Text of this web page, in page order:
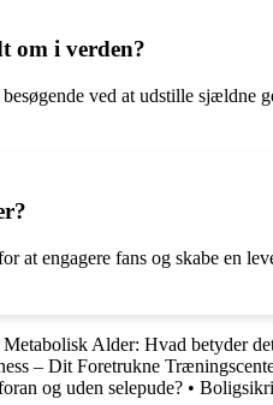
om i verden?
ved at udstille sjældne
at engagere fans og skabe en
Metabolisk Alder: Hvad betyder
– Dit Foretrukne
og uden selepude? •